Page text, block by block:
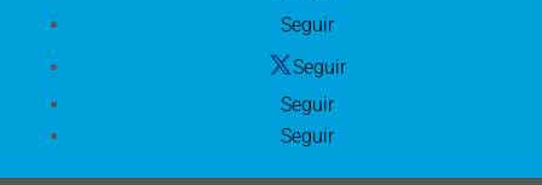
Seguir
Seguir
Seguir
Seguir